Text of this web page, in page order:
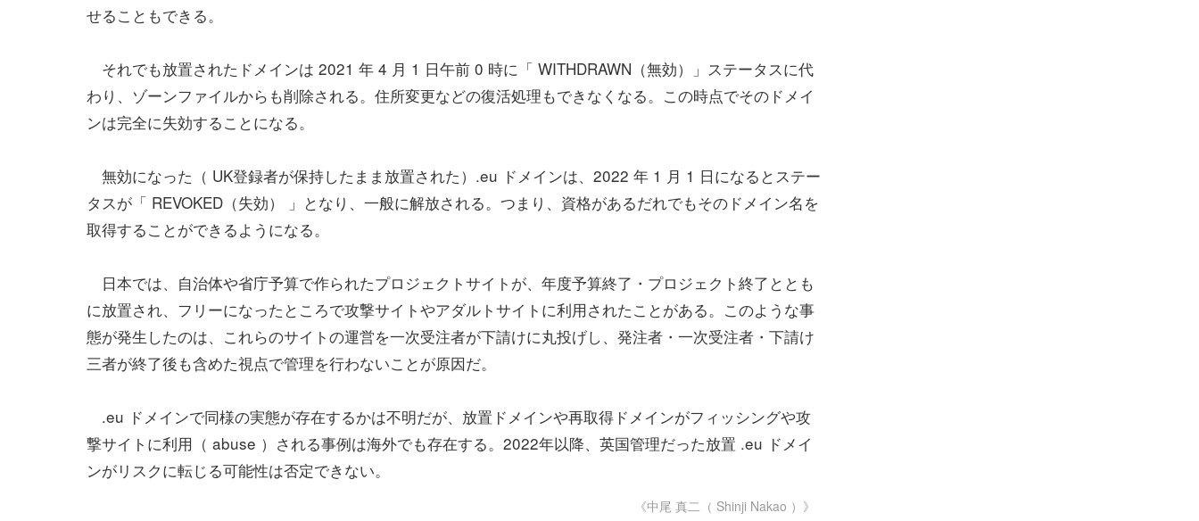
せることもできる。
それでも放置されたドメインは 2021 年 4 月 1 日午前 0 時に「 WITHDRAWN（無効）」ステータスに代
わり、ゾーンファイルからも削除される。住所変更などの復活処理もできなくなる。この時点でそのドメイ
ンは完全に失効することになる。
無効になった（ UK登録者が保持したまま放置された）.eu ドメインは、2022 年 1 月 1 日になるとステー
タスが「 REVOKED（失効） 」となり、一般に解放される。つまり、資格があるだれでもそのドメイン名を
取得することができるようになる。
日本では、自治体や省庁予算で作られたプロジェクトサイトが、年度予算終了・プロジェクト終了ととも
に放置され、フリーになったところで攻撃サイトやアダルトサイトに利用されたことがある。このような事
態が発生したのは、これらのサイトの運営を一次受注者が下請けに丸投げし、発注者・一次受注者・下請け
三者が終了後も含めた視点で管理を行わないことが原因だ。
.eu ドメインで同様の実態が存在するかは不明だが、放置ドメインや再取得ドメインがフィッシングや攻
撃サイトに利用（ abuse ）される事例は海外でも存在する。2022年以降、英国管理だった放置 .eu ドメイ
ンがリスクに転じる可能性は否定できない。
《中尾 真二（ Shinji Nakao ）》